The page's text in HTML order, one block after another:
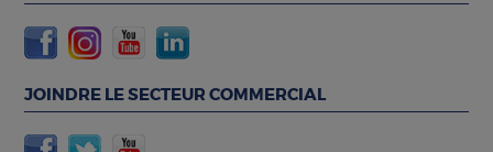
JOINDRE LE SECTEUR COMMERCIAL